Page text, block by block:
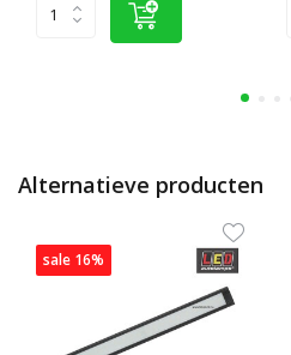
Alternatieve producten
sale 16%